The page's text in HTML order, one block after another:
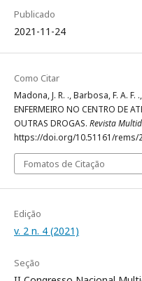
Publicado
2021-11-24
Como Citar
Madona, J. R. ., Barbosa, F. A. F.
ENFERMEIRO NO CENTRO DE
OUTRAS DROGAS. Revista
https://doi.org/10.51161/rems/
Fomatos de Citação
Edição
v. 2 n. 4 (2021)
Seção